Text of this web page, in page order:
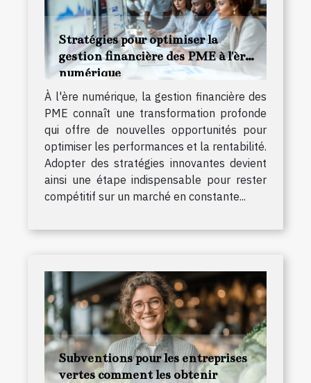
Stratégies pour optimiser la
gestion financière des PME à l'ère
numérique
À l'ère numérique, la gestion financière des
PME connaît une transformation profonde
qui offre de nouvelles opportunités pour
optimiser les performances et la rentabilité.
Adopter des stratégies innovantes devient
ainsi une étape indispensable pour rester
compétitif sur un marché en constante...
Subventions pour les entreprises
vertes comment les obtenir